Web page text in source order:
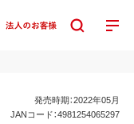
発売時期：2022年05月
JANコード：4981254065297